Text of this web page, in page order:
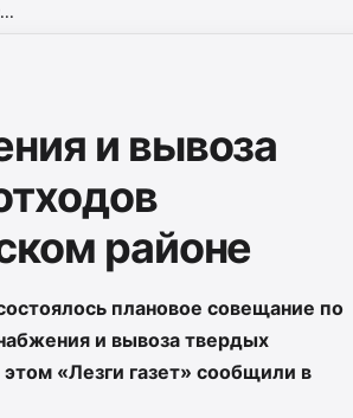
и вывоза
районе
плановое совещание по
и вывоза твердых
«Лезги газет» сообщили в